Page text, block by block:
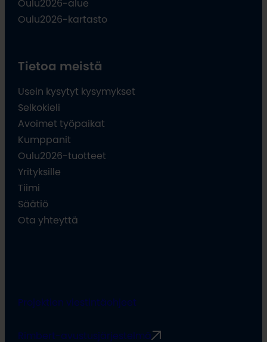
Oulu2026-alue
Oulu2026-kartasto
Tietoa meistä
Usein kysytyt kysymykset
Selkokieli
Avoimet työpaikat
Kumppanit
Oulu2026-tuotteet
Yrityksille
Tiimi
Säätiö
Ota yhteyttä
Projektien viestintäohjeet
Rimbert-avustusjärjestelmä